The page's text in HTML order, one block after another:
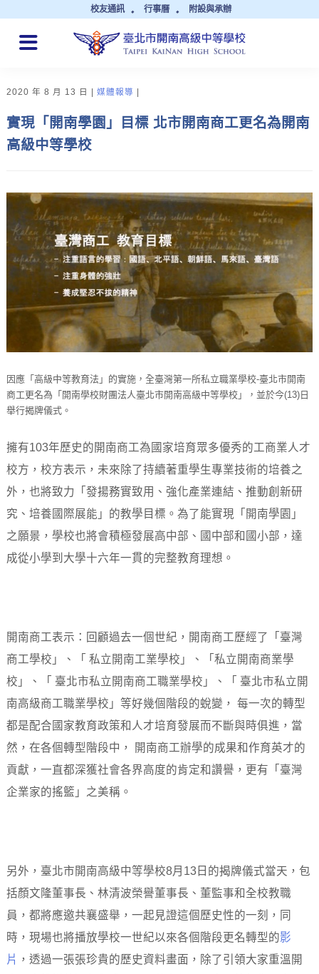
校友通訊 行事曆 附設與承辦
QUICK LINKS
2020 年 8 月 13 日 媒體報導
實現「開南學園」目標 北市開南商工更名為開南
高級中等學校
因應「高級中等教育法」的實施，全臺灣第一所私立職業學校-臺北市開南
商工更名為「開南學校財團法人臺北市開南高級中等學校」，並於今(13)日
舉行揭牌儀式。
擁有103年歷史的開南商工為國家培育眾多優秀的工商業人才
校方，校方表示，未來除了持續著重學生專業技術的培養之
外，也將致力「發揚務實致用、強化產業連結、推動創新研
究、培養國際展能」的教學目標。為了能實現「開南學園」
之願景，學校也將會積極發展高中部、國中部和國小部，達
成從小學到大學十六年一貫的完整教育理想。
開南商工表示：回顧過去一個世紀，開南商工歷經了「臺灣
商工學校」、「 私立開南工業學校」、「私立開南商業學
校」、「 臺北市私立開南商工職業學校」、「 臺北市私立開
南高級商工職業學校」等好幾個階段的蛻變， 每一次的轉型
都是配合國家教育政策和人才培育發展而不斷與時俱進，當
然，在各個轉型階段中， 開南商工辦學的成果和作育英才的
貢獻，一直都深獲社會各界高度的肯定和讚譽，更有「臺灣
企業家的搖籃」之美稱。
另外，臺北市開南高級中等學校8月13日的揭牌儀式當天，包
括顏文隆董事長、林清波榮譽董事長、董監事和全校教職
員，都將應邀共襄盛舉，一起見證這個歷史性的一刻，同
時，現場也將播放學校一世紀以來各個階段更名轉型的影
片 ，透過一張張珍貴的歷史資料畫面，除了引領大家重溫開